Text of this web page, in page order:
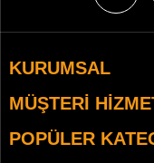
KURUMSAL
MÜŞTERI
POPÜLER